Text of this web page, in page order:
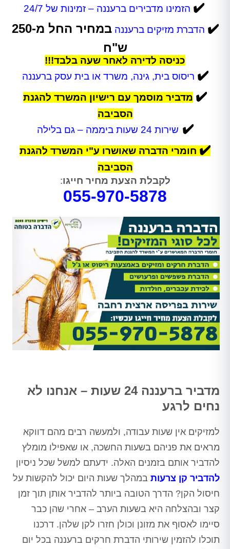
✔️ הזמינו מדבירים ברעננה – זמינות של 24/7
✔️ הדברת מזיקים ברעננה
במחיר החל מ-250
ש"ח
כניסה לדירה לאחר שעה בלבד!!!
✔️ ריסוס בית, גינה, משרד או בית עסק ברעננה
✔️ מדביר מוסמך עם רישיון המשרד להגנת
הסביבה
✔️ שירות 24 שעות ביממה – גם בלילה
✔️ חומרי הדברה שאושרו ע"י המשרד להגנת
הסביבה
לקבלת הצעת מחיר חייגו:
055-970-5878
מדביר ברעננה 24 שעות – אנחנו לא
נחים לרגע
למזיקים אין שעות עבודה, ולמעשה רבים מהם דווקא
מראים את פניהם בשעות החשכה, או שאפילו מומלץ
להדביר אותם בזמנים האלה. ידעתם למשל שכל ניסיון
להדביר קן צרעות במהלך שעות היום יכול להקשות על
חיסול הקן? הדרך הטובה ביותר להדביר אותן תוך זמן
קצר ובהצלחה היא בשעות הערב – אחרי שהן כבר
סיימו לאסוף את מזונן וכולן חזרו לקן שלהן. דרכנו
תוכלו להזמין שירותי הדברת חרקים ברעננה בכל יום